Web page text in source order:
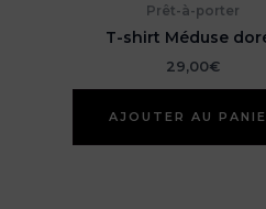
Prêt-à-porter
T-shirt Méduse
29,00€
AJOUTER AU